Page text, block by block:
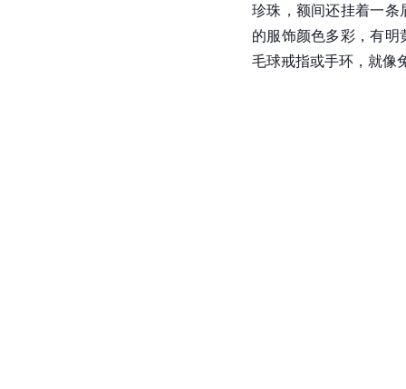
珍珠，额间还挂着一
的服饰颜色多彩，有
毛球戒指或手环，就像